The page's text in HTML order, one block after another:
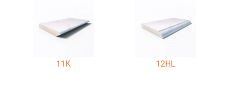
11K 12HL